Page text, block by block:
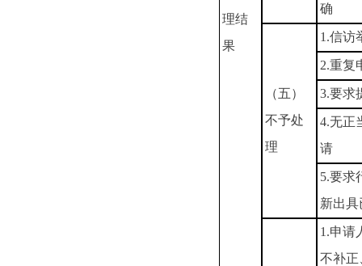
理结
果
确
（五）
不予处
理
1.信访
2.重复
3.要求
4.无正
请
5.要求
新出
1.申请
不补正